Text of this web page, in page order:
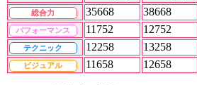
総合力 35668 38668
パフォーマンス 11752 12752
テクニック 12258 13258
ビジュアル 11658 12658